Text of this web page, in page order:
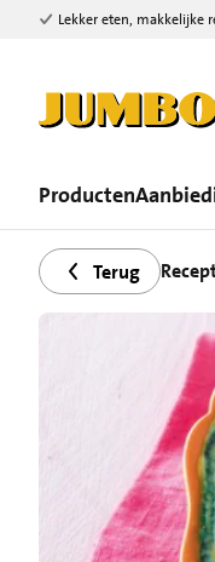
Ga naar zoeken
Ga naar hoofdinhoud
Lekker eten, makkelijke
Producten
Terug